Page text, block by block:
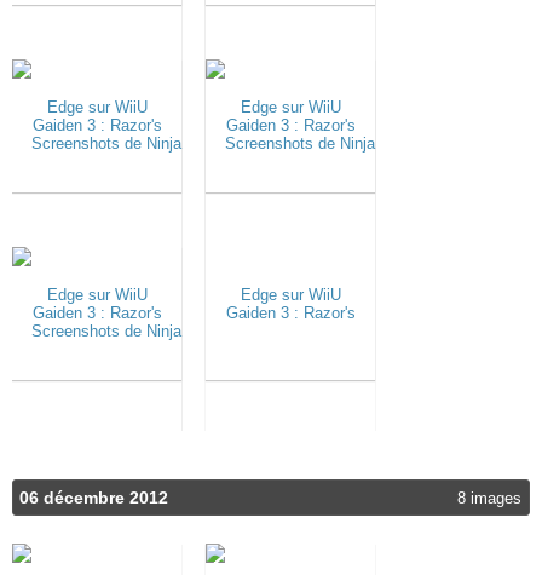
06 décembre 2012 8 images